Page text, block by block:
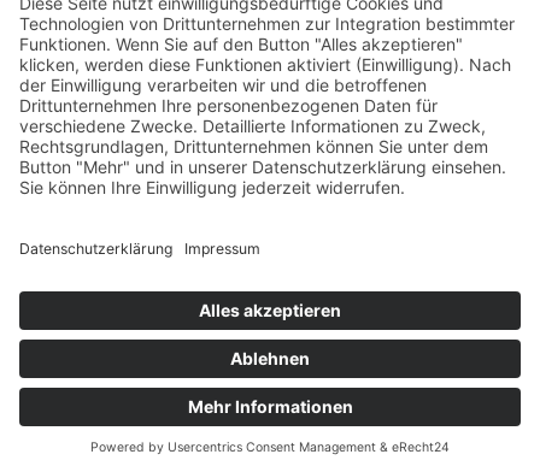
Ein Produkt von SYNTURA - Emotion,
Spaß und Herausforderung
Impressum Datenschutz­
© Hirschgrund Zipline Area
Vertrag widerrufen